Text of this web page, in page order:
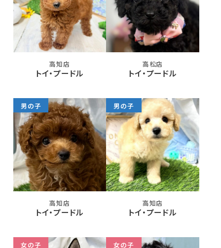
高知店
トイ・プードル
高松店
トイ・プードル
男の子
高知店
トイ・プードル
男の子
高知店
トイ・プードル
女の子 女の子